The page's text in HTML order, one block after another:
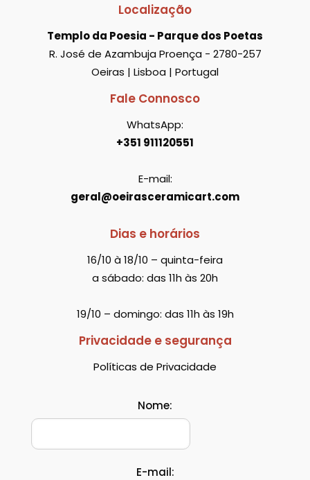
Localização
Templo da Poesia - Parque dos Poetas
R. José de Azambuja Proença - 2780-257
Oeiras | Lisboa | Portugal
Fale Connosco
WhatsApp:
+351 911120551
E-mail:
geral@oeirasceramicart.com
Dias e horários
16/10 à 18/10 – quinta-feira
a sábado: das 11h às 20h
19/10 – domingo: das 11h às 19h
Privacidade e segurança
Políticas de Privacidade
Nome:
E-mail: